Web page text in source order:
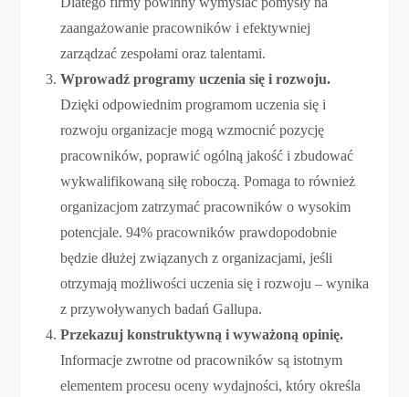
zaangażowanie pracowników i efektywniej
zarządzać zespołami oraz talentami.
Wprowadź programy uczenia się i rozwoju.
Dzięki odpowiednim programom uczenia się i
rozwoju organizacje mogą wzmocnić pozycję
pracowników, poprawić ogólną jakość i zbudować
wykwalifikowaną siłę roboczą. Pomaga to również
organizacjom zatrzymać pracowników o wysokim
potencjale. 94% pracowników prawdopodobnie
będzie dłużej związanych z organizacjami, jeśli
otrzymają możliwości uczenia się i rozwoju – wynika
z przywoływanych badań Gallupa.
Przekazuj konstruktywną i wyważoną opinię.
Informacje zwrotne od pracowników są istotnym
elementem procesu oceny wydajności, który określa